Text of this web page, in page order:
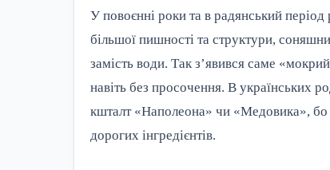
У повоєнні роки та в радянський
більшої пишності та структури,
замість води. Так з’явився саме
навіть без просочення. В українських
кшталт «Наполеона» чи «Медовика», бо
дорогих інгредієнтів.